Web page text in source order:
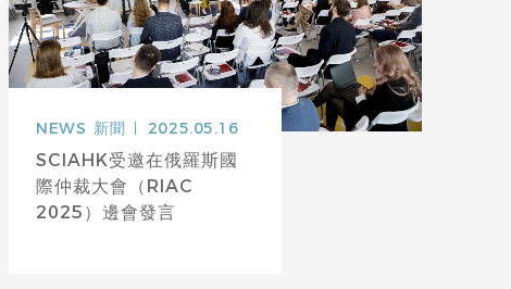
NEWS 新聞 2025.05.16
SCIAHK受邀在俄羅斯國
際仲裁大會（RIAC
2025）邊會發言